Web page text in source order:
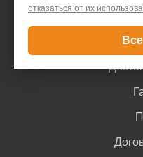
отказаться от их